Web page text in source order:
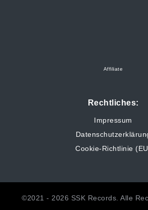
Affiliate
Rechtliches:
Impressum
Cookie-Richtlinie
©2021 - 2026 SSK Records. Alle